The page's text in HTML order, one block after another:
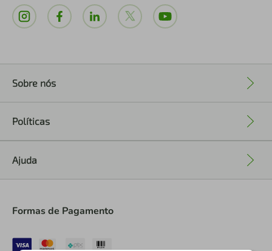
Sobre nós
Políticas
Ajuda
Formas de Pagamento